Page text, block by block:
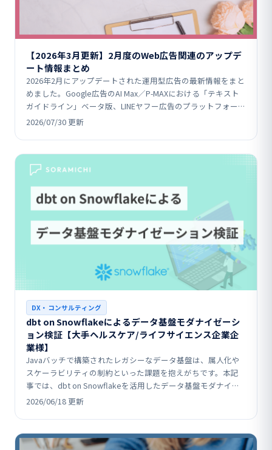
【2026年3月更新】2月度のWeb広告関連のアップデ
ート情報まとめ
2026年2月にアップデートされた運用型広告の最新情報をまと
めました。Google広告のAI Max／P-MAXにおける「テキスト
ガイドライン」ベータ版、LINEヤフー広告のプラットフォーム
統合、Yahoo!広告のターゲ…
2026/07/30 更新
DX・コンサルティング
dbt on Snowflakeによるデータ基盤モダナイゼーシ
ョン検証【大手ヘルスケア/ライフサイエンス企業企
業様】
Javaバッチで構築されたレガシーなデータ基盤は、属人化や
スケーラビリティの制約といった課題を抱えがちです。本記
事では、dbt on Snowflakeを活用したデータ基盤モダナイゼ
ーションのPoC事例として、既存ロジッ…
2026/06/18 更新